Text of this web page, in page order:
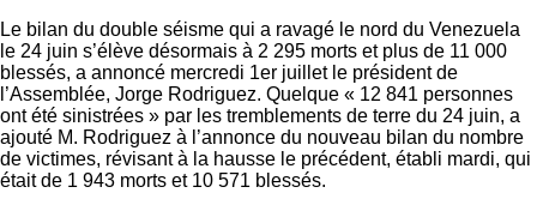
Le bilan du double séisme qui a ravagé le nord du Venezuela
le 24 juin s’élève désormais à 2 295 morts et plus de 11 000
blessés, a annoncé mercredi 1er juillet le président de
l’Assemblée, Jorge Rodriguez. Quelque « 12 841 personnes
ont été sinistrées » par les tremblements de terre du 24 juin, a
ajouté M. Rodriguez à l’annonce du nouveau bilan du nombre
de victimes, révisant à la hausse le précédent, établi mardi, qui
était de 1 943 morts et 10 571 blessés.